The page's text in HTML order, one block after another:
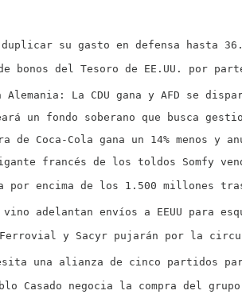
su gasto en defensa hasta
bonos del Tesoro de EE.UU. por
La CDU gana y AFD se
un fondo soberano que busca
de Coca-Cola gana un 14% menos
francés de los toldos Somfy
por encima de los 1.500 millones
vino adelantan envíos a EEUU para
y Sacyr pujarán por la
una alianza de cinco partidos
Casado negocia la compra del